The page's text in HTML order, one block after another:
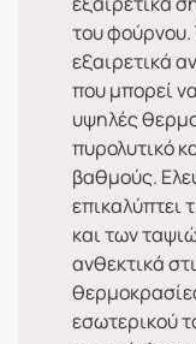
του φούρνου.
εξαιρετικά
που μπορεί
υψηλές
πυρολυτικό
βαθμούς.
επικαλύπτει
και των
ανθεκτικά
εσωτερικού